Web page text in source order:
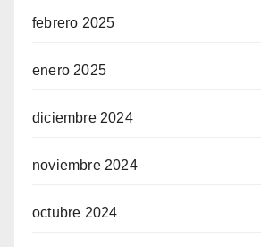
febrero 2025
enero 2025
diciembre 2024
noviembre 2024
octubre 2024